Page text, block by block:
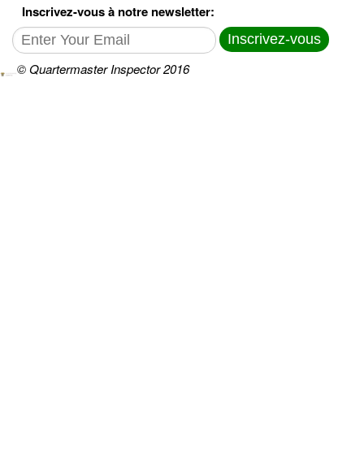
Inscrivez-vous à notre newsletter:
Inscrivez-vous
© Quartermaster Inspector 2016